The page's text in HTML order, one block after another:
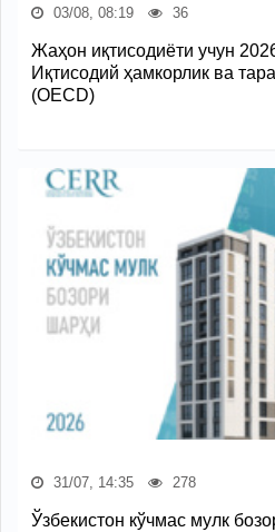
03/08, 08:19 36
Жаҳон иқтисодиёти учун
Иқтисодий ҳамкорлик ва
(OECD)
31/07, 14:35 278
Ўзбекистон кўчмас мулк